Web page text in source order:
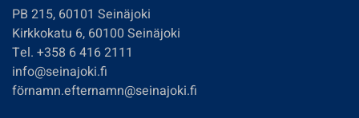
PB 215, 60101 Seinäjoki
Kirkkokatu 6, 60100 Seinäjoki
Tel. +358 6 416 2111
info@seinajoki.fi
förnamn.efternamn@seinajoki.fi